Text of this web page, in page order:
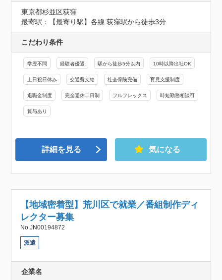
東京都杉並区荻窪
最寄駅：【最寄り駅】各線 荻窪駅から徒歩3分
こだわり条件
学歴不問 経験者優遇 駅から徒歩5分以内 10時以降出社OK
土日祝日休み 交通費支給 社会保険完備 育児支援制度
退職金制度 完全週休二日制 フルフレックス 時短勤務相談可
賞与あり
詳細を見る 気になる
【地域密着型】荒川区で就業／番組制作ディ
レクター募集
No.JN00194872
派遣
企業名